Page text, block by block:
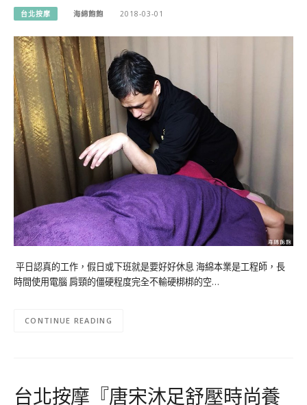
台北按摩 海綿飽飽 2018-03-01
平日認真的工作，假日或下班就是要好好休息 海綿本業是工程師，長
時間使用電腦 肩頸的僵硬程度完全不輸硬梆梆的空…
CONTINUE READING
台北按摩『唐宋沐足舒壓時尚養